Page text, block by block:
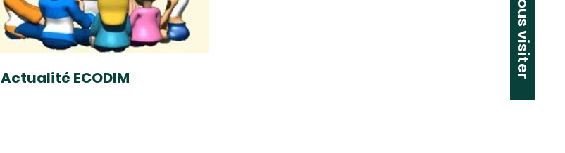
Nous visiter
Actualité ECODIM